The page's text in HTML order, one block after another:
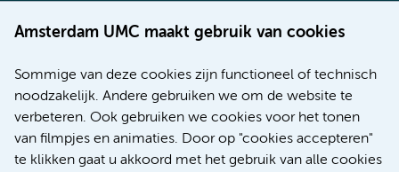
Amsterdam UMC maakt gebruik van cookies
Sommige van deze cookies zijn functioneel of technisch
noodzakelijk. Andere gebruiken we om de website te
verbeteren. Ook gebruiken we cookies voor het tonen
van filmpjes en animaties. Door op "cookies accepteren"
te klikken gaat u akkoord met het gebruik van alle cookies
Werken bij Amsterdam UMC
Nieuws
Research
Educatie locatie AMC
Educatie locatie VUmc